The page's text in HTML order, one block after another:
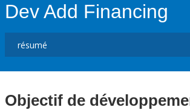
Dev Add Financing
Objectif de